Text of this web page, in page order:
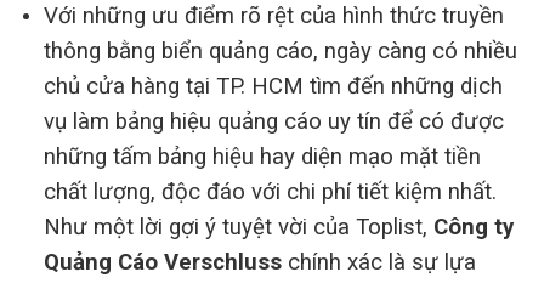
Với những ưu điểm rõ rệt của hình thức truyền
thông bằng biển quảng cáo, ngày càng có nhiều
chủ cửa hàng tại TP. HCM tìm đến những dịch
vụ làm bảng hiệu quảng cáo uy tín để có được
những tấm bảng hiệu hay diện mạo mặt tiền
chất lượng, độc đáo với chi phí tiết kiệm nhất.
Như một lời gợi ý tuyệt vời của Toplist, Công ty
Quảng Cáo Verschlusschính xác là sự lựa